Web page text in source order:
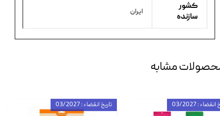
کشور
سازنده
ایران
مشابه
تاریخ انقضاء : 03/2027 : 03/2027